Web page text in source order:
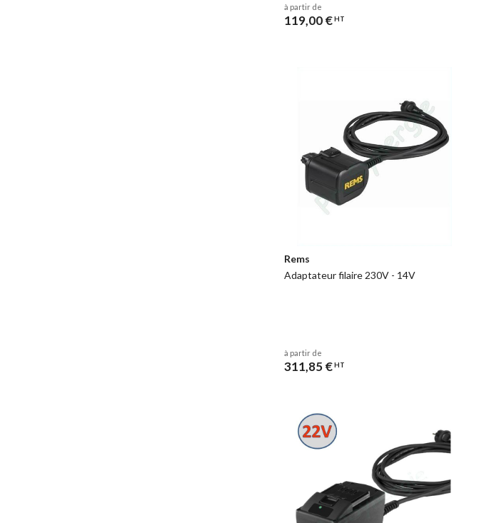
à partir de
119,00 €HT
Rems
Adaptateur filaire 230V - 14V
à partir de
311,85 €HT